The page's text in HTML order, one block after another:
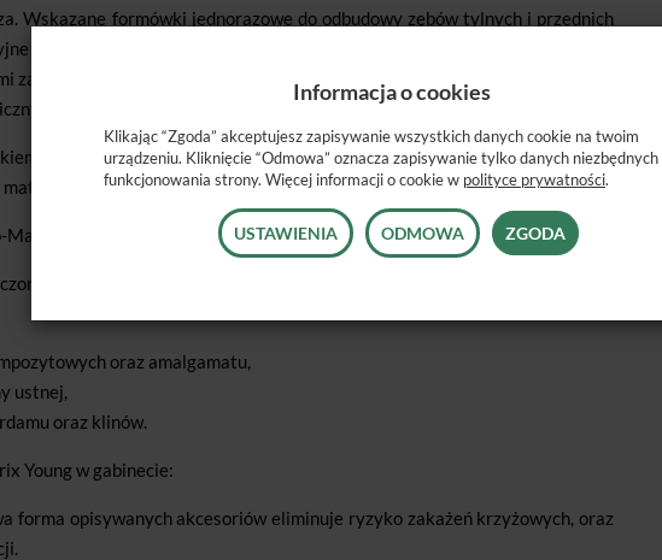
Wskazane formówki jednorazowe do odbudowy zębów tylnych i przednich
dopasowanie i oszczędność czasu. Ten system jednorazowych formówek
zapobiegania zakażeniom krzyżowym, co czyni je idealnym rozwiązaniem w
sprawia, że formówka idealnie dopasowuje się do naturalnego kształtu
i estetykę wypełnienia.
Young?
do stosowania w:
oraz amalgamatu,
ustnej,
oraz klinów.
Young w gabinecie:
forma opisywanych akcesoriów eliminuje ryzyko zakażeń krzyżowych, oraz
Informacja o cookies
Klikając “Zgoda” akceptujesz zapisywanie wszystkich danych cookie na twoim
urządzeniu. Kliknięcie “Odmowa” oznacza zapisywanie tylko danych niezbędnych
funkcjonowania strony. Więcej informacji o cookie w polityce prywatności.
USTAWIENIA ODMOWA ZGODA